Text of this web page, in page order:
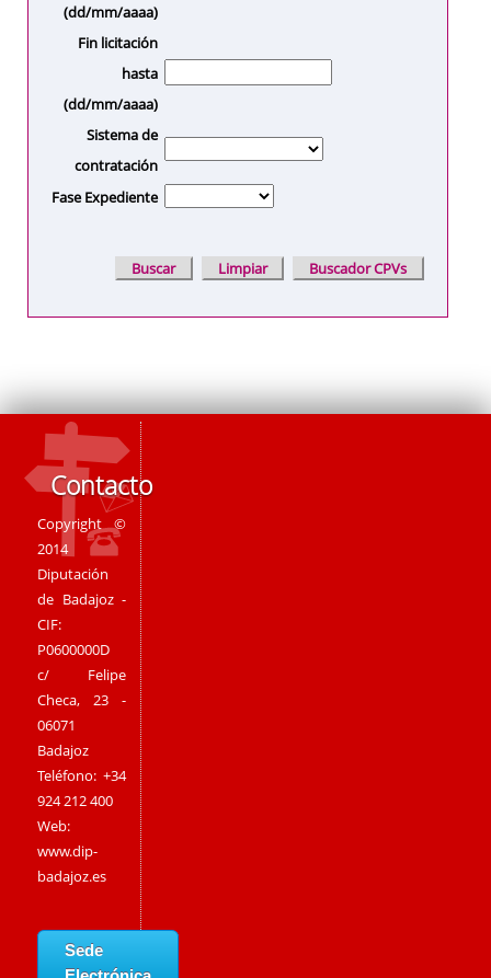
(dd/mm/aaaa)
Fin licitación
hasta
(dd/mm/aaaa)
Sistema de
contratación
Fase Expediente
Contacto
Copyright ©
2014
Diputación
de Badajoz -
CIF:
P0600000D
c/ Felipe
Checa, 23 -
06071
Badajoz
Teléfono: +34
924 212 400
Web:
www.dip-
badajoz.es
Sede